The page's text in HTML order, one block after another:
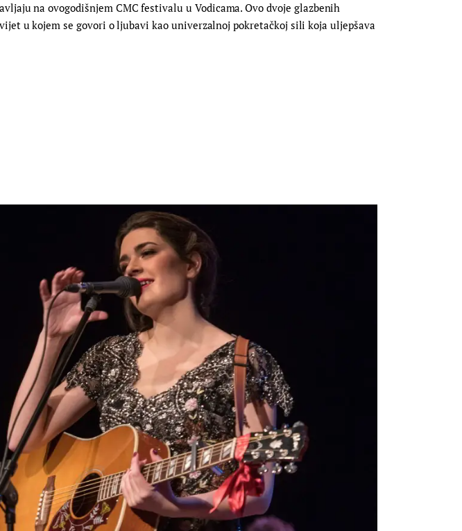
na ovogodišnjem CMC festivalu u Vodicama. Ovo dvoje glazbenih
u kojem se govori o ljubavi kao univerzalnoj pokretačkoj sili koja uljepšava